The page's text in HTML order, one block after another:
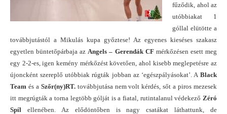
fűződik, ahol az
utóbbiakat 1
góllal elütötte a
továbbjutástól a Mikulás kupa győztese! Az egyenes kieséses szakasz
egyetlen büntetőpárbaja az Angels – Gerendák CFmérkőzésen esett meg
egy 2-2-es, igen kemény mérkőzést követően, ahol kisebb meglepetésre az
újoncként szereplő utóbbiak rúgták jobban az ‘egészpályásokat’. A Black
Team és a Szőr(ny)RT.továbbjutása nem volt kérdés, sőt a piros mezesek
itt megrúgták a torna legtöbb gólját is a fiatal, rutintalanul védekező Zéró
Spíl ellenében. Az elődöntőben is nagy csatákat láthattunk, de